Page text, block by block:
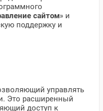
сайтом» и
поддержку и
управлять
Это расширенный
доступ к